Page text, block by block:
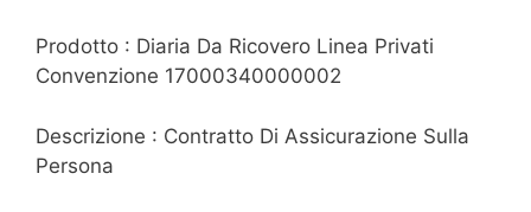
Prodotto : Diaria Da Ricovero Linea Privati
Convenzione 17000340000002
Descrizione : Contratto Di Assicurazione Sulla
Persona